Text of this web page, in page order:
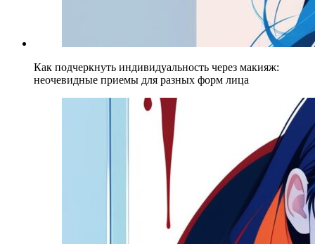
Как подчеркнуть индивидуальность через макияж:
неочевидные приемы для разных форм лица